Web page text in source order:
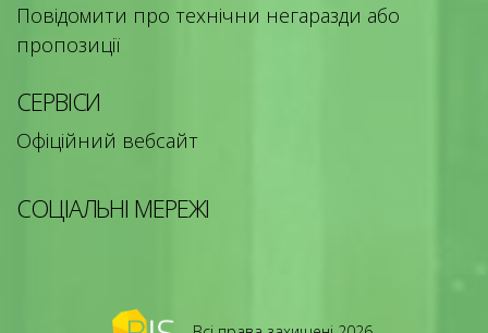
Повідомити про технічни негаразди або
пропозиції
СЕРВІСИ
Офіційний вебсайт
СОЦІАЛЬНІ МЕРЕЖІ